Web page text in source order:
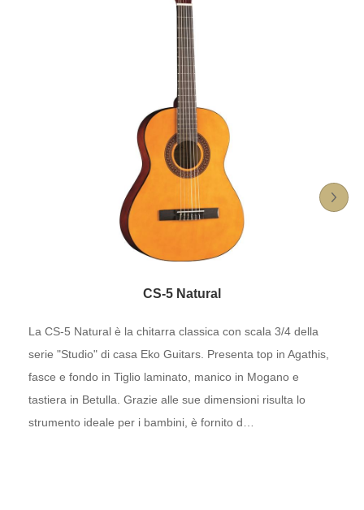
CS-5 Natural
La CS-5 Natural è la chitarra classica con scala 3/4 della
serie "Studio" di casa Eko Guitars. Presenta top in Agathis,
fasce e fondo in Tiglio laminato, manico in Mogano e
tastiera in Betulla. Grazie alle sue dimensioni risulta lo
strumento ideale per i bambini, è fornito d…